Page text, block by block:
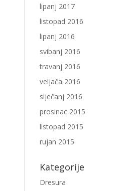
lipanj 2017
listopad 2016
lipanj 2016
svibanj 2016
travanj 2016
veljača 2016
siječanj 2016
prosinac 2015
listopad 2015
rujan 2015
Kategorije
Dresura